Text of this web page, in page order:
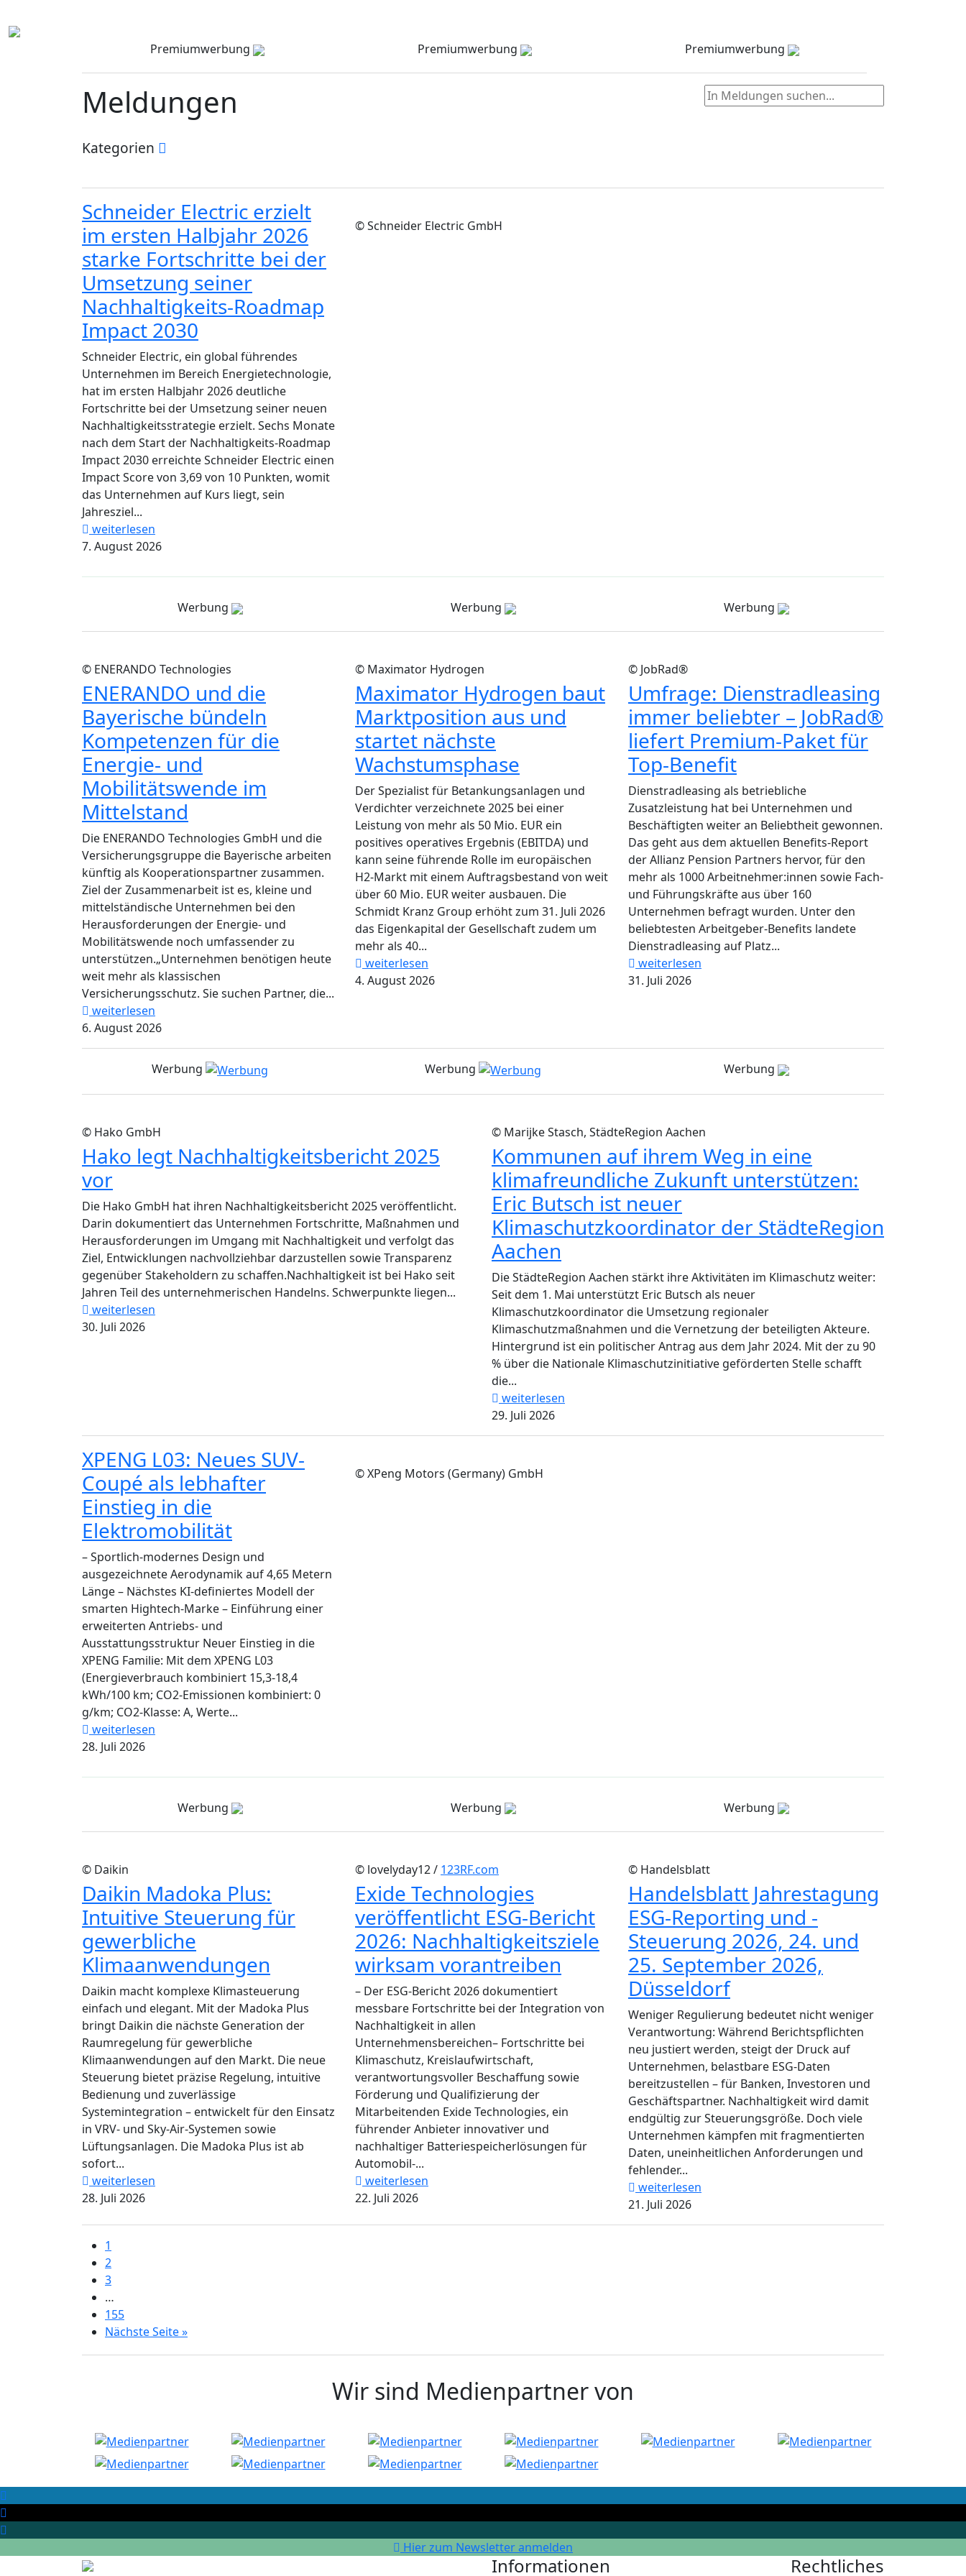
Premiumwerbung
Premiumwerbung Premiumwerbung
Meldungen
Kategorien
© Schneider Electric GmbH
Schneider Electric erzielt
im ersten Halbjahr 2026
starke Fortschritte bei der
Umsetzung seiner
Nachhaltigkeits-Roadmap
Impact 2030
Schneider Electric, ein global führendes
Unternehmen im Bereich Energietechnologie,
hat im ersten Halbjahr 2026 deutliche
Fortschritte bei der Umsetzung seiner neuen
Nachhaltigkeitsstrategie erzielt. Sechs Monate
nach dem Start der Nachhaltigkeits-Roadmap
Impact 2030 erreichte Schneider Electric einen
Impact Score von 3,69 von 10 Punkten, womit
das Unternehmen auf Kurs liegt, sein
Jahresziel...
weiterlesen
7. August 2026
Werbung Werbung Werbung
© ENERANDO Technologies
ENERANDO und die
Bayerische bündeln
Kompetenzen für die
Energie- und
Mobilitätswende im
Mittelstand
Die ENERANDO Technologies GmbH und die
Versicherungsgruppe die Bayerische arbeiten
künftig als Kooperationspartner zusammen.
Ziel der Zusammenarbeit ist es, kleine und
mittelständische Unternehmen bei den
Herausforderungen der Energie- und
Mobilitätswende noch umfassender zu
unterstützen.„Unternehmen benötigen heute
weit mehr als klassischen
Versicherungsschutz. Sie suchen Partner, die...
weiterlesen
6. August 2026
© Maximator Hydrogen
Maximator Hydrogen baut
Marktposition aus und
startet nächste
Wachstumsphase
Der Spezialist für Betankungsanlagen und
Verdichter verzeichnete 2025 bei einer
Leistung von mehr als 50 Mio. EUR ein
positives operatives Ergebnis (EBITDA) und
kann seine führende Rolle im europäischen
H2-Markt mit einem Auftragsbestand von weit
über 60 Mio. EUR weiter ausbauen. Die
Schmidt Kranz Group erhöht zum 31. Juli 2026
das Eigenkapital der Gesellschaft zudem um
mehr als 40...
weiterlesen
4. August 2026
© JobRad®
Umfrage: Dienstradleasing
immer beliebter – JobRad®
liefert Premium-Paket für
Top-Benefit
Dienstradleasing als betriebliche
Zusatzleistung hat bei Unternehmen und
Beschäftigten weiter an Beliebtheit gewonnen.
Das geht aus dem aktuellen Benefits-Report
der Allianz Pension Partners hervor, für den
mehr als 1000 Arbeitnehmer:innen sowie Fach-
und Führungskräfte aus über 160
Unternehmen befragt wurden. Unter den
beliebtesten Arbeitgeber-Benefits landete
Dienstradleasing auf Platz...
weiterlesen
31. Juli 2026
Werbung Werbung Werbung
© Hako GmbH
Hako legt Nachhaltigkeitsbericht 2025
vor
Die Hako GmbH hat ihren Nachhaltigkeitsbericht 2025 veröffentlicht.
Darin dokumentiert das Unternehmen Fortschritte, Maßnahmen und
Herausforderungen im Umgang mit Nachhaltigkeit und verfolgt das
Ziel, Entwicklungen nachvollziehbar darzustellen sowie Transparenz
gegenüber Stakeholdern zu schaffen.Nachhaltigkeit ist bei Hako seit
Jahren Teil des unternehmerischen Handelns. Schwerpunkte liegen...
weiterlesen
30. Juli 2026
© Marijke Stasch, StädteRegion Aachen
Kommunen auf ihrem Weg in eine
klimafreundliche Zukunft unterstützen:
Eric Butsch ist neuer
Klimaschutzkoordinator der StädteRegion
Aachen
Die StädteRegion Aachen stärkt ihre Aktivitäten im Klimaschutz weiter:
Seit dem 1. Mai unterstützt Eric Butsch als neuer
Klimaschutzkoordinator die Umsetzung regionaler
Klimaschutzmaßnahmen und die Vernetzung der beteiligten Akteure.
Hintergrund ist ein politischer Antrag aus dem Jahr 2024. Mit der zu 90
% über die Nationale Klimaschutzinitiative geförderten Stelle schafft
die...
weiterlesen
29. Juli 2026
© XPeng Motors (Germany) GmbH
XPENG L03: Neues SUV-
Coupé als lebhafter
Einstieg in die
Elektromobilität
– Sportlich-modernes Design und
ausgezeichnete Aerodynamik auf 4,65 Metern
Länge – Nächstes KI-definiertes Modell der
smarten Hightech-Marke – Einführung einer
erweiterten Antriebs- und
Ausstattungsstruktur Neuer Einstieg in die
XPENG Familie: Mit dem XPENG L03
(Energieverbrauch kombiniert 15,3-18,4
kWh/100 km; CO2-Emissionen kombiniert: 0
g/km; CO2-Klasse: A, Werte...
weiterlesen
28. Juli 2026
Werbung Werbung Werbung
© Daikin
Daikin Madoka Plus:
Intuitive Steuerung für
gewerbliche
Klimaanwendungen
Daikin macht komplexe Klimasteuerung
einfach und elegant. Mit der Madoka Plus
bringt Daikin die nächste Generation der
Raumregelung für gewerbliche
Klimaanwendungen auf den Markt. Die neue
Steuerung bietet präzise Regelung, intuitive
Bedienung und zuverlässige
Systemintegration – entwickelt für den Einsatz
in VRV- und Sky-Air-Systemen sowie
Lüftungsanlagen. Die Madoka Plus ist ab
sofort...
weiterlesen
28. Juli 2026
© lovelyday12 / 123RF.com
Exide Technologies
veröffentlicht ESG-Bericht
2026: Nachhaltigkeitsziele
wirksam vorantreiben
– Der ESG-Bericht 2026 dokumentiert
messbare Fortschritte bei der Integration von
Nachhaltigkeit in allen
Unternehmensbereichen– Fortschritte bei
Klimaschutz, Kreislaufwirtschaft,
verantwortungsvoller Beschaffung sowie
Förderung und Qualifizierung der
Mitarbeitenden Exide Technologies, ein
führender Anbieter innovativer und
nachhaltiger Batteriespeicherlösungen für
Automobil-...
weiterlesen
22. Juli 2026
© Handelsblatt
Handelsblatt Jahrestagung
ESG-Reporting und -
Steuerung 2026, 24. und
25. September 2026,
Düsseldorf
Weniger Regulierung bedeutet nicht weniger
Verantwortung: Während Berichtspflichten
neu justiert werden, steigt der Druck auf
Unternehmen, belastbare ESG-Daten
bereitzustellen – für Banken, Investoren und
Geschäftspartner. Nachhaltigkeit wird damit
endgültig zur Steuerungsgröße. Doch viele
Unternehmen kämpfen mit fragmentierten
Daten, uneinheitlichen Anforderungen und
fehlender...
weiterlesen
21. Juli 2026
1
2
3
…
155
Nächste Seite »
Wir sind Medienpartner von
Hier zum Newsletter anmelden
Informationen Rechtliches